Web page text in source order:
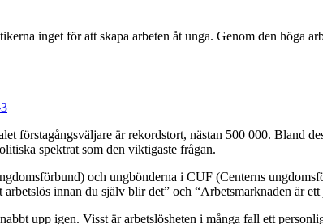
inget för att skapa arbeten åt unga. Genom den höga
förstagångsväljare är rekordstort, nästan 500 000. Bland
spektrat som den viktigaste frågan.
och ungbönderna i CUF (Centerns
innan du själv blir det” och “Arbetsmarknaden är ett
upp igen. Visst är arbetslösheten i många fall ett